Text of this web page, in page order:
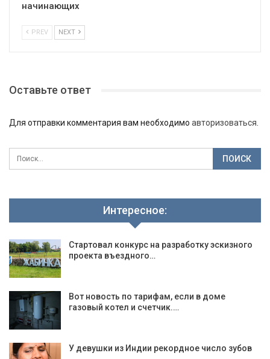
начинающих
PREV NEXT
Оставьте ответ
Для отправки комментария вам необходимо авторизоваться.
Интересное:
Стартовал конкурс на разработку эскизного
проекта въездного…
Вот новость по тарифам, если в доме
газовый котел и счетчик.…
У девушки из Индии рекордное число зубов